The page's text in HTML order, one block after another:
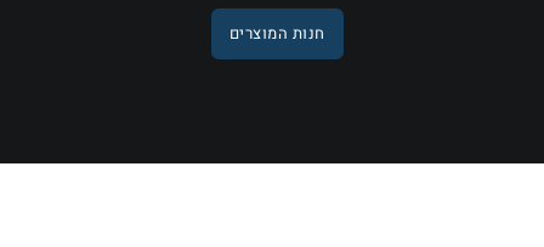
חנות המוצרים
מחשבים ניידים